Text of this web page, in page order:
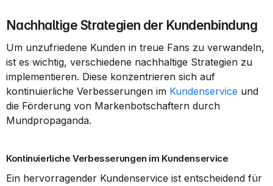
Nachhaltige Strategien der Kundenbindung
Um unzufriedene Kunden in treue Fans zu verwandeln,
ist es wichtig, verschiedene nachhaltige Strategien zu
implementieren. Diese konzentrieren sich auf
kontinuierliche Verbesserungen im Kundenservice und
die Förderung von Markenbotschaftern durch
Mundpropaganda.
Kontinuierliche Verbesserungen im Kundenservice
Ein hervorragender Kundenservice ist entscheidend für